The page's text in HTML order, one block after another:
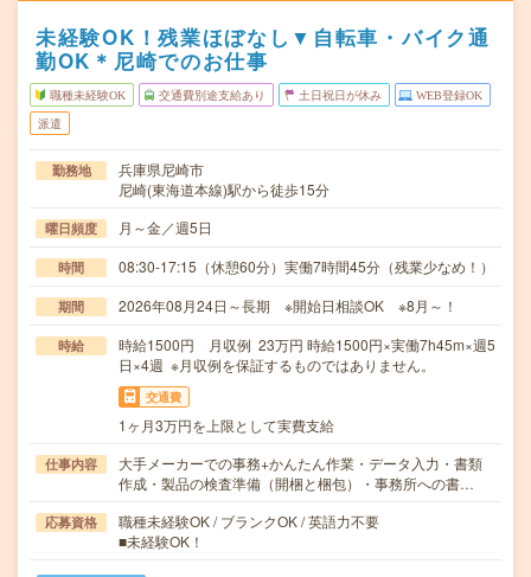
未経験OK！残業ほぼなし▼自転車・バイク通
勤OK＊尼崎でのお仕事
職種未経験OK 交通費別途支給あり 土日祝日が休み WEB登録OK
派遣
勤務地
兵庫県尼崎市
尼崎(東海道本線)駅から徒歩15分
曜日頻度 月～金／週5日
時間 08:30-17:15（休憩60分）実働7時間45分（残業少なめ！）
期間 2026年08月24日～長期 ※開始日相談OK ※8月～！
時給
時給1500円 月収例 23万円 時給1500円×実働7h45m×週5
日×4週 ※月収例を保証するものではありません。
交通費
1ヶ月3万円を上限として実費支給
仕事内容
大手メーカーでの事務+かんたん作業・データ入力・書類
作成・製品の検査準備（開梱と梱包）・事務所への書…
応募資格
職種未経験OK / ブランクOK / 英語力不要
■未経験OK！